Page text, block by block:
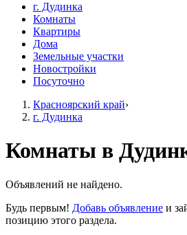
г. Дудинка
Комнаты
Квартиры
Дома
Земельные участки
Новостройки
Посуточно
Красноярский край›
г. Дудинка
Комнаты в
Объявлений не найдено.
Будь первым! Добавь объявление и
позицию этого раздела.